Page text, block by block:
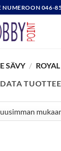
NUMEROON 046-
SÄVY /